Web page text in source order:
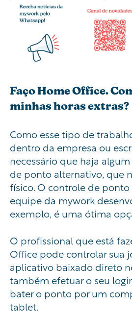
Faço Home Office.
minhas horas extras?
Como esse tipo de
dentro da empresa ou
necessário que haja
de ponto alternativo, que
físico. O controle de
equipe da mywork
exemplo, é uma ótima
O profissional que está
Office pode controlar sua
aplicativo baixado direto
também efetuar o seu
bater o ponto por um
tablet.